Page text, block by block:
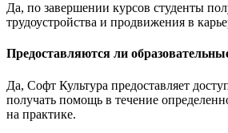
Да, по завершении курсов студенты
трудоустройства и продвижения в
Предоставляются ли
Да, Софт Культура предоставляет
получать помощь в течение
на практике.